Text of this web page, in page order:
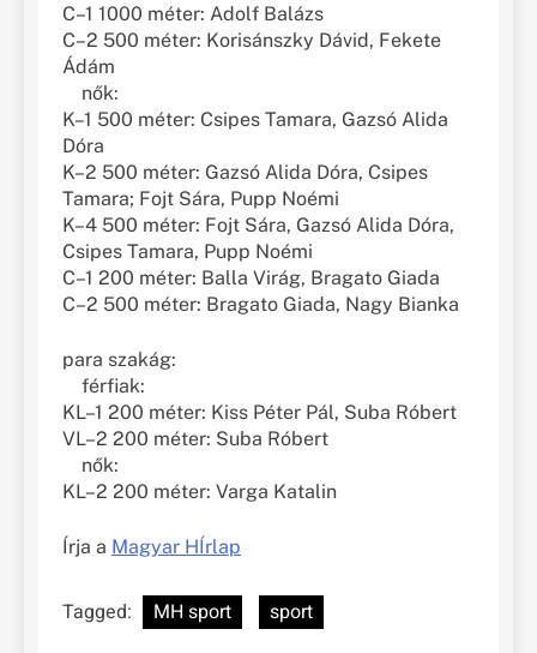
C–1 1000 méter: Adolf Balázs
C–2 500 méter: Korisánszky Dávid, Fekete
Ádám
nők:
K–1 500 méter: Csipes Tamara, Gazsó Alida
Dóra
K–2 500 méter: Gazsó Alida Dóra, Csipes
Tamara; Fojt Sára, Pupp Noémi
K–4 500 méter: Fojt Sára, Gazsó Alida Dóra,
Csipes Tamara, Pupp Noémi
C–1 200 méter: Balla Virág, Bragato Giada
C–2 500 méter: Bragato Giada, Nagy Bianka
para szakág:
férfiak:
KL–1 200 méter: Kiss Péter Pál, Suba Róbert
VL–2 200 méter: Suba Róbert
nők:
KL–2 200 méter: Varga Katalin
Írja a Magyar HÍrlap
Tagged: MH sport sport